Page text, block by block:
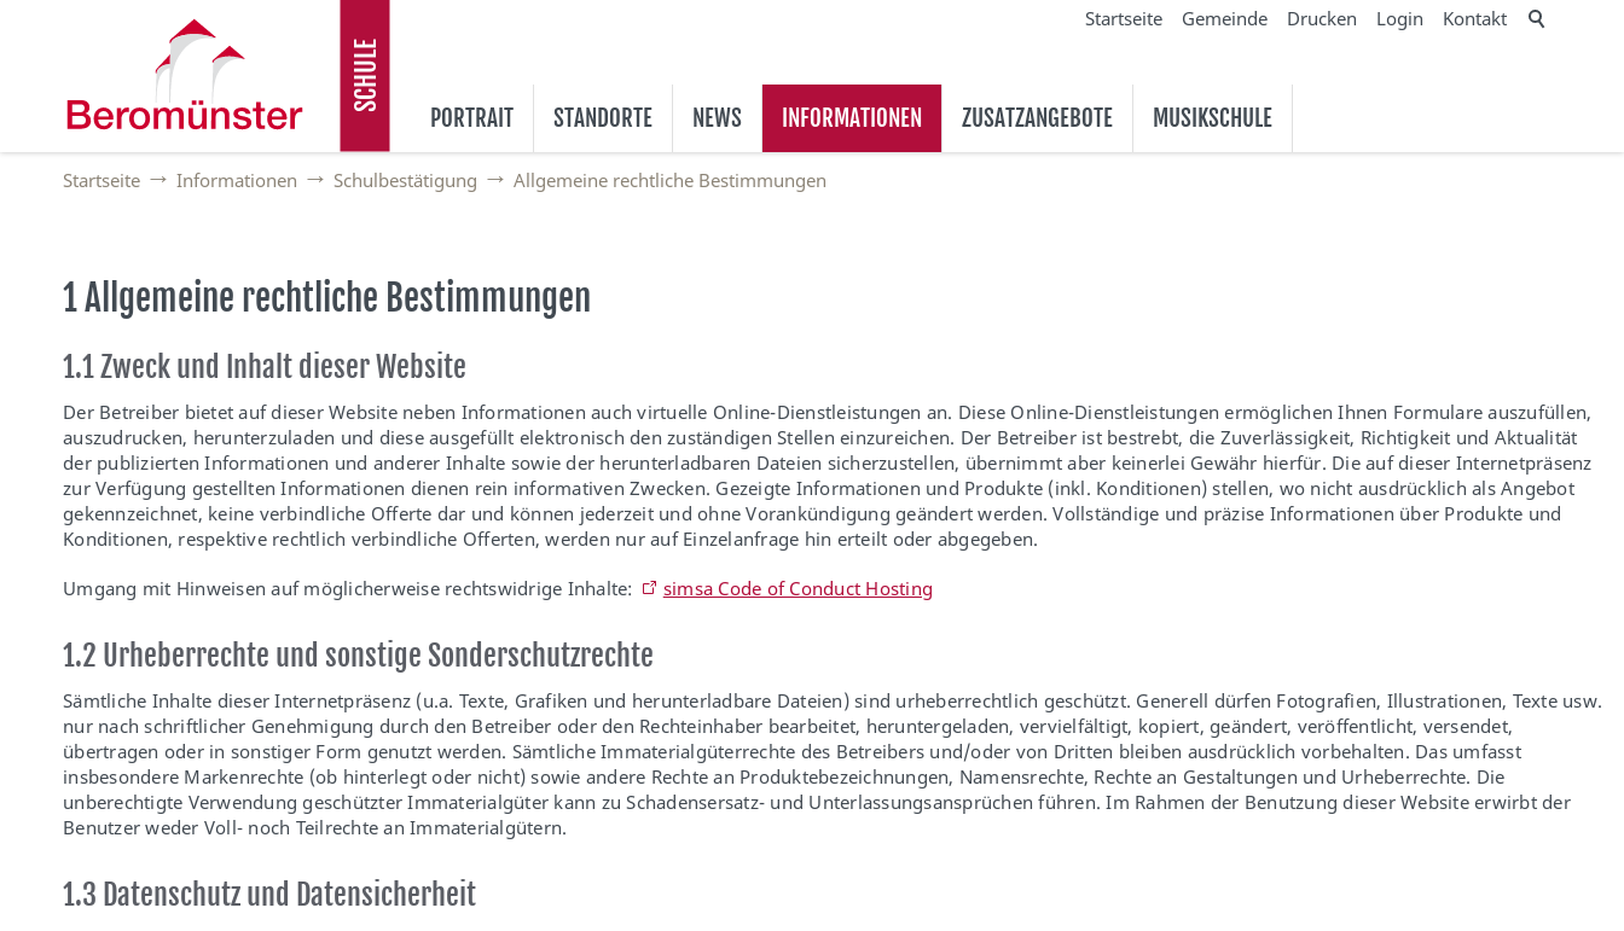
SCHULE
Startseite Gemeinde Drucken Login Kontakt
PORTRAIT STANDORTE NEWS INFORMATIONEN ZUSATZANGEBOTE MUSIKSCHULE
Startseite Informationen Schulbestätigung Allgemeine rechtliche Bestimmungen
1 Allgemeine rechtliche Bestimmungen
1.1 Zweck und Inhalt dieser Website
Der Betreiber bietet auf dieser Website neben Informationen auch virtuelle Online-Dienstleistungen an. Diese Online-Dienstleistungen ermöglichen Ihnen Formulare auszufüllen,
auszudrucken, herunterzuladen und diese ausgefüllt elektronisch den zuständigen Stellen einzureichen. Der Betreiber ist bestrebt, die Zuverlässigkeit, Richtigkeit und Aktualität
der publizierten Informationen und anderer Inhalte sowie der herunterladbaren Dateien sicherzustellen, übernimmt aber keinerlei Gewähr hierfür. Die auf dieser Internetpräsenz
zur Verfügung gestellten Informationen dienen rein informativen Zwecken. Gezeigte Informationen und Produkte (inkl. Konditionen) stellen, wo nicht ausdrücklich als Angebot
gekennzeichnet, keine verbindliche Offerte dar und können jederzeit und ohne Vorankündigung geändert werden. Vollständige und präzise Informationen über Produkte und
Konditionen, respektive rechtlich verbindliche Offerten, werden nur auf Einzelanfrage hin erteilt oder abgegeben.
Umgang mit Hinweisen auf möglicherweise rechtswidrige Inhalte: simsa Code of Conduct Hosting
1.2 Urheberrechte und sonstige Sonderschutzrechte
Sämtliche Inhalte dieser Internetpräsenz (u.a. Texte, Grafiken und herunterladbare Dateien) sind urheberrechtlich geschützt. Generell dürfen Fotografien, Illustrationen, Texte usw.
nur nach schriftlicher Genehmigung durch den Betreiber oder den Rechteinhaber bearbeitet, heruntergeladen, vervielfältigt, kopiert, geändert, veröffentlicht, versendet,
übertragen oder in sonstiger Form genutzt werden. Sämtliche Immaterialgüterrechte des Betreibers und/oder von Dritten bleiben ausdrücklich vorbehalten. Das umfasst
insbesondere Markenrechte (ob hinterlegt oder nicht) sowie andere Rechte an Produktebezeichnungen, Namensrechte, Rechte an Gestaltungen und Urheberrechte. Die
unberechtigte Verwendung geschützter Immaterialgüter kann zu Schadensersatz- und Unterlassungsansprüchen führen. Im Rahmen der Benutzung dieser Website erwirbt der
Benutzer weder Voll- noch Teilrechte an Immaterialgütern.
1.3 Datenschutz und Datensicherheit